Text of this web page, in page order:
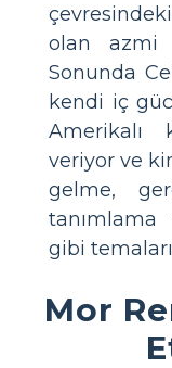
olan azmi
Sonunda
kendi iç
Amerikalı
veriyor ve
gelme,
gibi temaları
Mor